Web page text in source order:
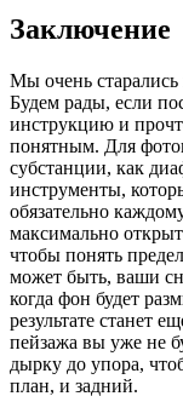
Заключение
Мы очень
Будем рады, если
инструкцию и
понятным. Для
субстанции, как
инструменты,
обязательно
максимально
чтобы понять
может быть, ваши
когда фон будет
результате станет
пейзажа вы уже не
дырку до упора,
план, и задний.